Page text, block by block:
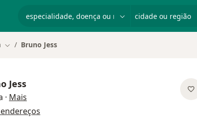
Mudar de cidade
Bruno Jess
Jess
· Mais